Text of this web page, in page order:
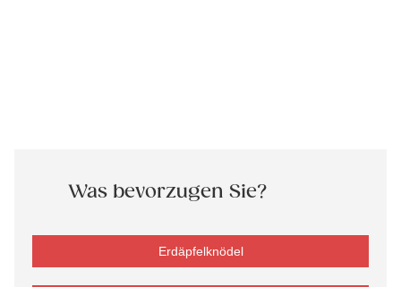
Was bevorzugen Sie?
Erdäpfelknödel